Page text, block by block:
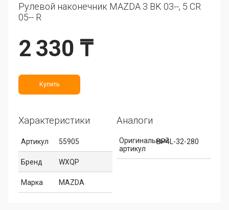
Рулевой наконечник MAZDA 3 BK 03--, 5 CR
05-- R
2 330 ₸
Купить
Характеристики
Артикул 55905
Бренд WXQP
Марка MAZDA
Аналоги
Оригинальный
артикул
BP4L-32-280